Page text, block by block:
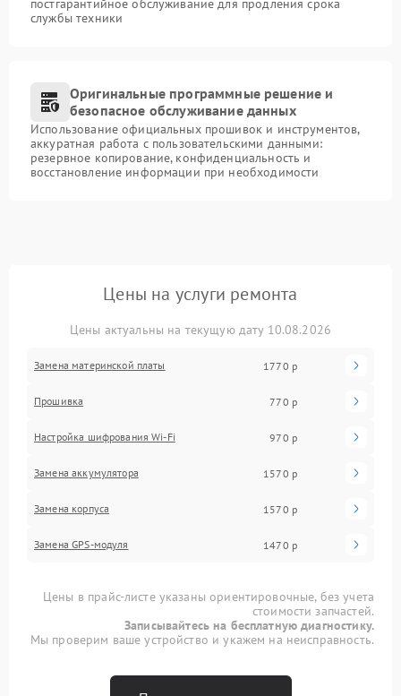
постгарантийное обслуживание для продления срока
службы техники
Оригинальные программные решение и
безопасное обслуживание данных
Использование официальных прошивок и инструментов,
аккуратная работа с пользовательскими данными:
резервное копирование, конфиденциальность и
восстановление информации при необходимости
Цены на услуги ремонта
Цены актуальны на текущую дату 10.08.2026
Замена материнской платы 1770 р
Прошивка 770 р
Настройка шифрования Wi-Fi 970 р
Замена аккумулятора 1570 р
Замена корпуса 1570 р
Замена GPS-модуля 1470 р
Цены в прайс-листе указаны ориентировочные, без учета
стоимости запчастей.
Записывайтесь на бесплатную диагностику.
Мы проверим ваше устройство и укажем на неисправность.